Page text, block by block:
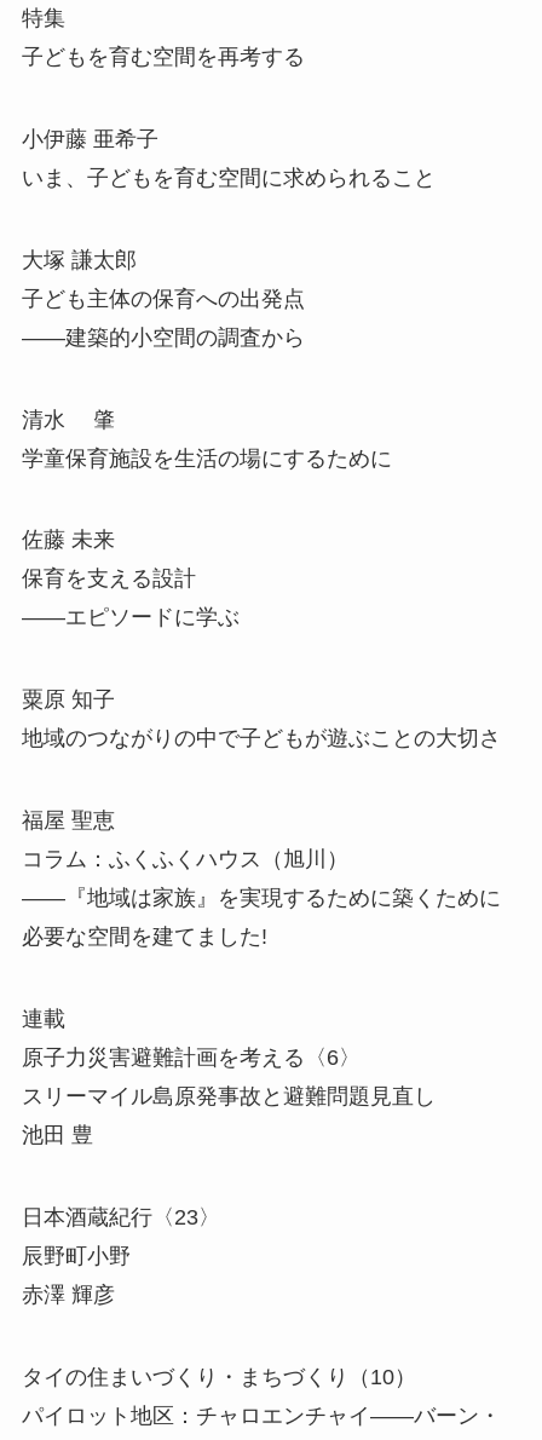
特集
子どもを育む空間を再考する
小伊藤 亜希子
いま、子どもを育む空間に求められること
大塚 謙太郎
子ども主体の保育への出発点
――建築的小空間の調査から
清水 肇
学童保育施設を生活の場にするために
佐藤 未来
保育を支える設計
――エピソードに学ぶ
粟原 知子
地域のつながりの中で子どもが遊ぶことの大切さ
福屋 聖恵
コラム：ふくふくハウス（旭川）
――『地域は家族』を実現するために築くために
必要な空間を建てました!
連載
原子力災害避難計画を考える〈6〉
スリーマイル島原発事故と避難問題見直し
池田 豊
日本酒蔵紀行〈23〉
辰野町小野
赤澤 輝彦
タイの住まいづくり・まちづくり（10）
パイロット地区：チャロエンチャイ――バーン・